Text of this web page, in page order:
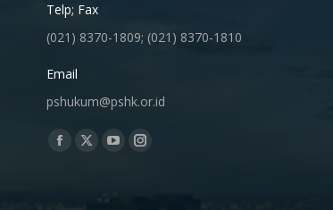
Telp; Fax
(021) 8370-1809; (021) 8370-1810
Email
pshukum@pshk.or.id
Find us on:
Facebook
X
YouTubeInstagram